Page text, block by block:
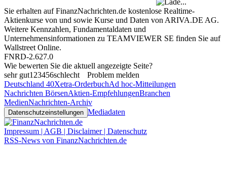
Sie erhalten auf FinanzNachrichten.de kostenlose Realtime-
Aktienkurse von und sowie Kurse und Daten von ARIVA.DE AG.
Weitere Kennzahlen, Fundamentaldaten und
Unternehmensinformationen zu TEAMVIEWER SE finden Sie auf
Wallstreet Online.
FNRD-2.627.0
Wie bewerten Sie die aktuell angezeigte Seite?
sehr gut1 23456schlecht
Problem melden
Deutschland 40Xetra-OrderbuchAd hoc-Mitteilungen
Nachrichten BörsenAktien-EmpfehlungenBranchen
MedienNachrichten-Archiv
Datenschutzeinstellungen Mediadaten
Impressum | AGB | Disclaimer | Datenschutz
RSS-News von FinanzNachrichten.de